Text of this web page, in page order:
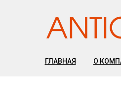
О
ГЛАВНАЯ